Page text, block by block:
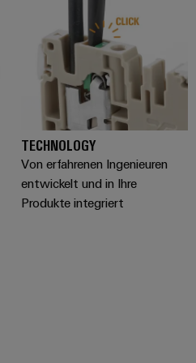
TECHNOLOGY​
Von erfahrenen Ingenieuren
entwickelt und in Ihre
Produkte integriert